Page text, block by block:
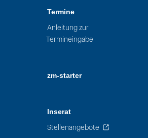
Termine
Anleitung zur
Termineingabe
zm-starter
Inserat
Stellenangebote